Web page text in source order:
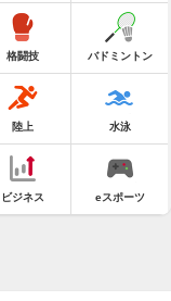
格闘技 バドミントン
陸上 水泳
ビジネス eスポーツ